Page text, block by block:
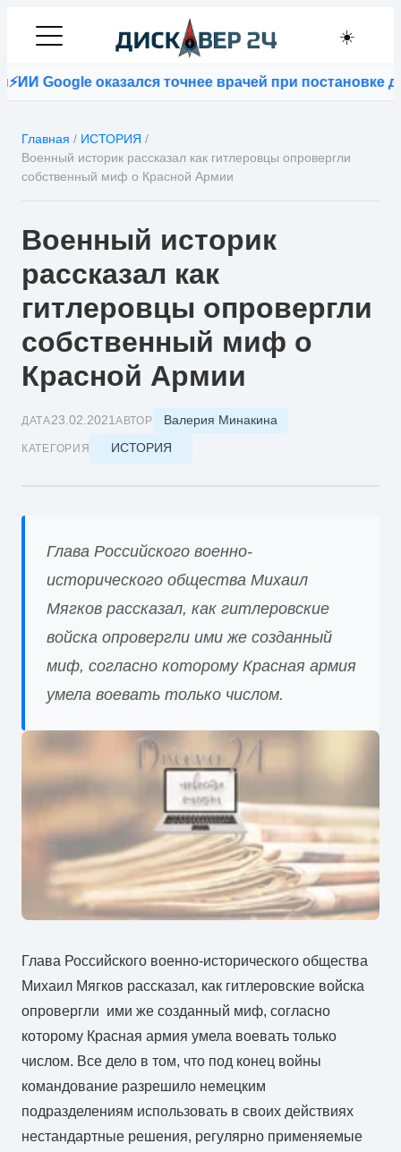
☀️
Google оказался точнее врачей при постановке
Главная / ИСТОРИЯ /
Военный историк рассказал как гитлеровцы опровергли
собственный миф о Красной Армии
Военный историк
рассказал как
гитлеровцы опровергли
собственный миф о
Красной Армии
ДАТА23.02.2021 АВТОР Валерия Минакина
КАТЕГОРИЯ ИСТОРИЯ
Глава Российского военно-
исторического общества Михаил
Мягков рассказал, как гитлеровские
войска опровергли ими же созданный
миф, согласно которому Красная армия
умела воевать только числом.
Глава Российского военно-исторического общества
Михаил Мягков рассказал, как гитлеровские войска
опровергли ими же созданный миф, согласно
которому Красная армия умела воевать только
числом. Все дело в том, что под конец войны
командование разрешило немецким
подразделениям использовать в своих действиях
нестандартные решения, регулярно применяемые